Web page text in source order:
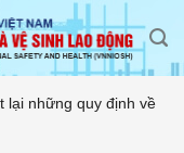
lại những quy định về